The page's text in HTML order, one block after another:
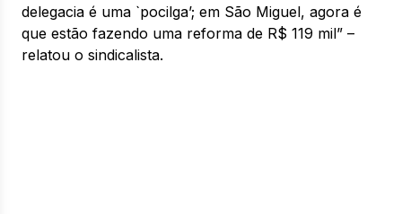
delegacia é uma `pocilga’; em São Miguel, agora é
que estão fazendo uma reforma de R$ 119 mil” –
relatou o sindicalista.